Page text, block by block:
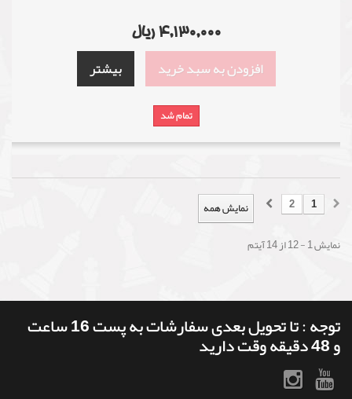
4,130,000 ریال
افزودن به سبد خرید بیشتر
تمام شد
نمایش همه 1
2
نمایش 1 - 12 از 14 آیتم
توجه : تا تحویل بعدی سفارشات به پست 16 ساعت
و 48 دقیقه وقت دارید